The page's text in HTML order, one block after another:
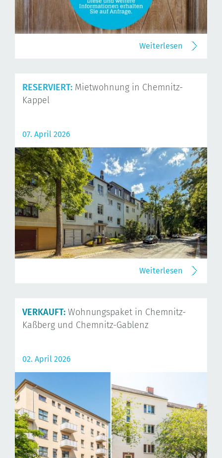
Weiterlesen
RESERVIERT: Mietwohnung in Chemnitz-
Kappel
07. April 2026
Weiterlesen
VERKAUFT: Wohnungspaket in Chemnitz-
Kaßberg und Chemnitz-Gablenz
02. April 2026